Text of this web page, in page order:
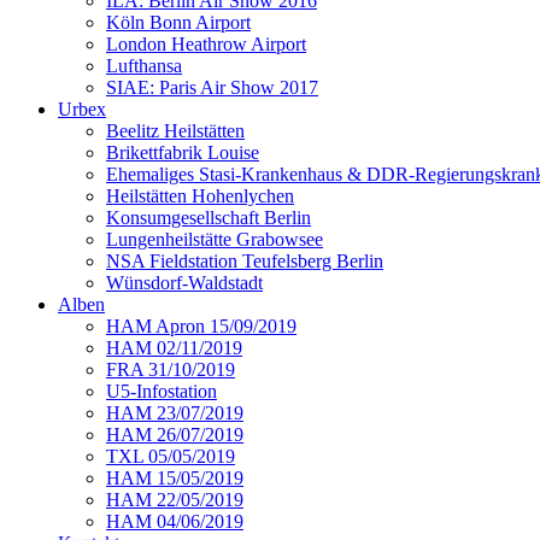
Köln Bonn Airport
London Heathrow Airport
Lufthansa
SIAE: Paris Air Show 2017
Urbex
Beelitz Heilstätten
Brikettfabrik Louise
Ehemaliges Stasi-Krankenhaus & DDR-
Heilstätten Hohenlychen
Konsumgesellschaft Berlin
Lungenheilstätte Grabowsee
NSA Fieldstation Teufelsberg Berlin
Wünsdorf-Waldstadt
Alben
HAM Apron 15/09/2019
HAM 02/11/2019
FRA 31/10/2019
U5-Infostation
HAM 23/07/2019
HAM 26/07/2019
TXL 05/05/2019
HAM 15/05/2019
HAM 22/05/2019
HAM 04/06/2019